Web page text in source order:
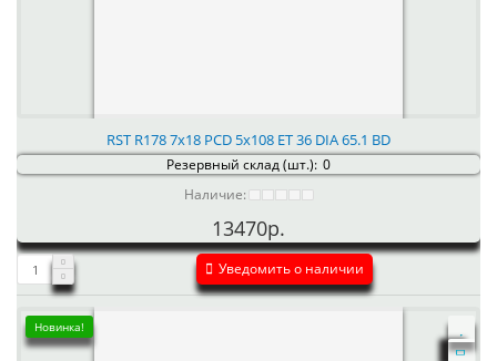
RST R178 7x18 PCD 5x108 ET 36 DIA 65.1 BD
Резервный склад (шт.): 0
Наличие:
13470р.
Уведомить о наличии
Новинка!